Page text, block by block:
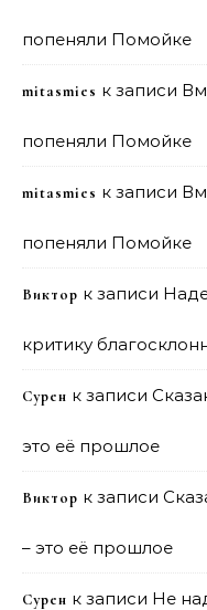
попеняли Помойке
mitasmies к записи
попеняли Помойке
mitasmies к записи
попеняли Помойке
Виктор к записи
критику
Сурен к записи
это её прошлое
Виктор к записи
– это её прошлое
Сурен к записи Не